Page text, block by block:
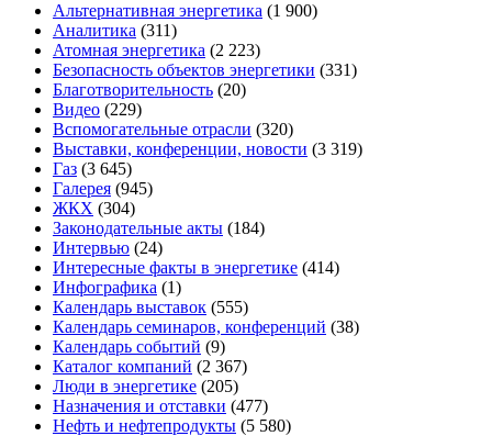
Альтернативная энергетика (1 900)
Аналитика (311)
Атомная энергетика (2 223)
Безопасность объектов энергетики (331)
Благотворительность (20)
Видео (229)
Вспомогательные отрасли (320)
Выставки, конференции, новости (3 319)
Газ (3 645)
Галерея (945)
ЖКХ (304)
Законодательные акты (184)
Интервью (24)
Интересные факты в энергетике (414)
Инфографика (1)
Календарь выставок (555)
Календарь семинаров, конференций (38)
Календарь событий (9)
Каталог компаний (2 367)
Люди в энергетике (205)
Назначения и отставки (477)
Нефть и нефтепродукты (5 580)